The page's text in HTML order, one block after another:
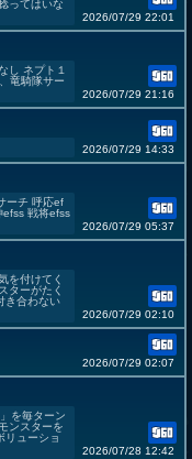
ってはいな
2026/07/29 22:01
し ネプト１
竜騎隊サー
2026/07/29 21:16
2026/07/29 14:33
ーチ 呼応ef
efss 戦将efss
2026/07/29 05:37
を付けてく
ターがたく
き合わない
2026/07/29 02:10
2026/07/29 02:07
を毎ターン
ンスターを
リューショ
2026/07/28 12:42